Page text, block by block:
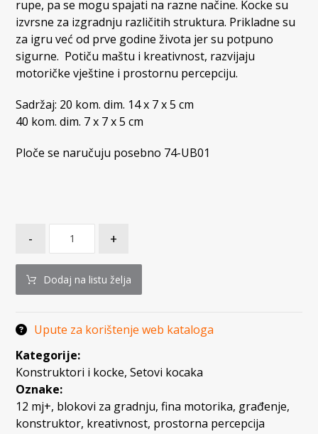
rupe, pa se mogu spajati na razne načine. Kocke su
izvrsne za izgradnju različitih struktura. Prikladne su
za igru već od prve godine života jer su potpuno
sigurne. Potiču maštu i kreativnost, razvijaju
motoričke vještine i prostornu percepciju.
Sadržaj: 20 kom. dim. 14 x 7 x 5 cm
40 kom. dim. 7 x 7 x 5 cm
Ploče se naručuju posebno 74-UB01
- +
Dodaj na listu želja
Upute za korištenje web kataloga
Kategorije:
Konstruktori i kocke,Setovi kocaka
Oznake:
12 mj+, blokovi za gradnju,fina motorika, građenje,
konstruktor, kreativnost, prostorna percepcija